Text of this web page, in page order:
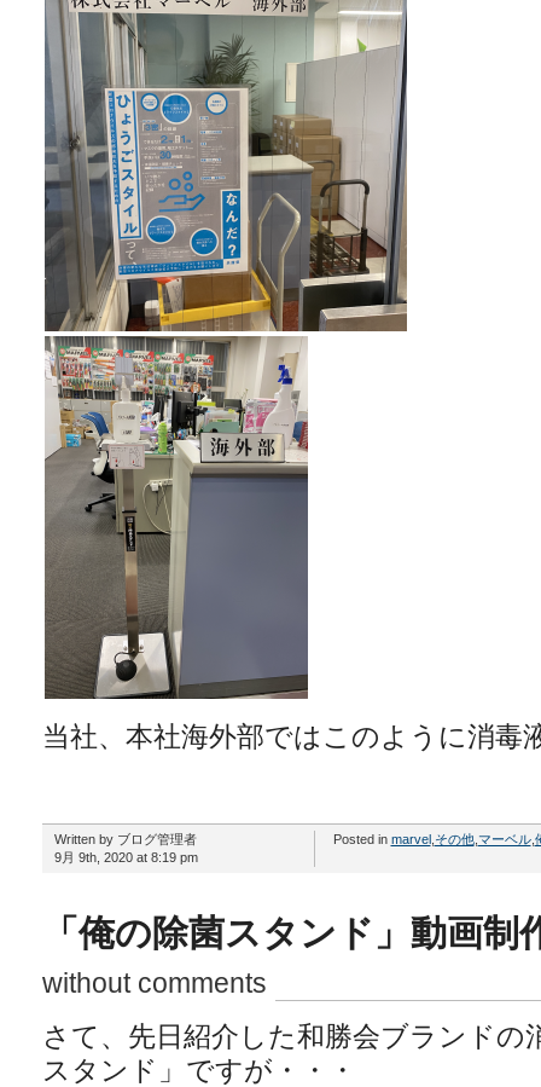
当社、本社海外部ではこのように消毒
Written by ブログ管理者
9月 9th, 2020 at 8:19 pm
Posted in marvel, その他, マーベル,
「俺の除菌スタンド」動画制
without comments
さて、先日紹介した和勝会ブランドの
スタンド」ですが・・・